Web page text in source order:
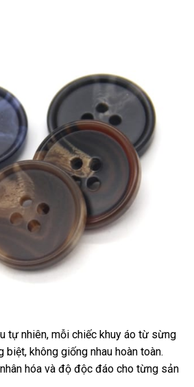
tự nhiên, mỗi chiếc khuy áo từ sừng
không giống nhau hoàn toàn.
hóa và độ độc đáo cho từng sản